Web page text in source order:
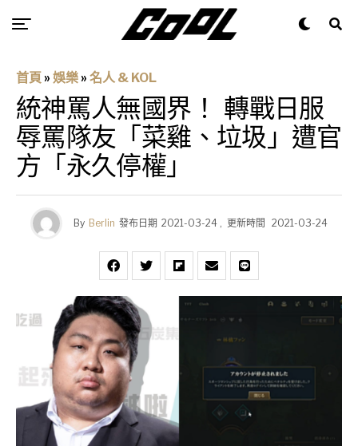
首頁 » 娛樂 » 名人 & KOL
統神罵人無國界！ 轉戰日服
辱罵隊友「菜雞、垃圾」遭官
方「永久停權」
By Berlin 發布日期 2021-03-24 , 更新時間 2021-03-24